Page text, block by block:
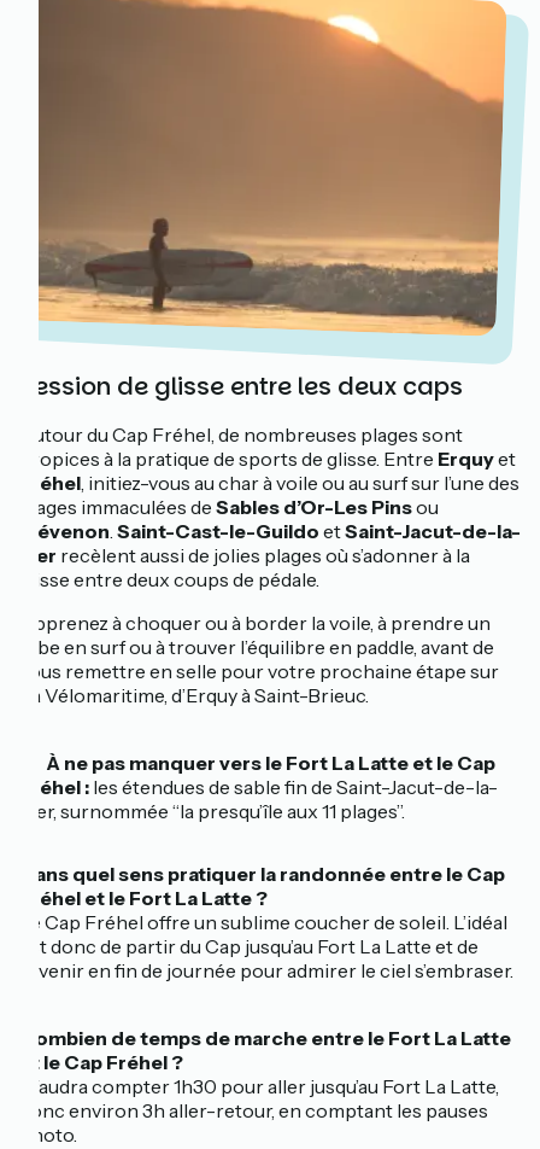
Session de glisse entre les deux caps
Autour du Cap Fréhel, de nombreuses plages sont
propices à la pratique de sports de glisse. Entre Erquyet
Fréhel, initiez-vous au char à voile ou au surf sur l’une des
plages immaculées de Sables d’Or-Les Pinsou
Plévenon. Saint-Cast-le-Guildo etSaint-Jacut-de-la-
Mer recèlent aussi de jolies plages où s’adonner à la
glisse entre deux coups de pédale.
Apprenez à choquer ou à border la voile, à prendre un
tube en surf ou à trouver l’équilibre en paddle, avant de
vous remettre en selle pour votre prochaine étape sur
La Vélomaritime, d’Erquy à Saint-Brieuc.
🔎 À ne pas manquer vers le Fort La Latte et le Cap
Fréhel : les étendues de sable fin de Saint-Jacut-de-la-
Mer, surnommée “la presqu’île aux 11 plages”.
Dans quel sens pratiquer la randonnée entre le Cap
Fréhel et le Fort La Latte ?
Le Cap Fréhel offre un sublime coucher de soleil. L’idéal
est donc de partir du Cap jusqu’au Fort La Latte et de
revenir en fin de journée pour admirer le ciel s’embraser.
Combien de temps de marche entre le Fort La Latte
et le Cap Fréhel ?
Il faudra compter 1h30 pour aller jusqu’au Fort La Latte,
donc environ 3h aller-retour, en comptant les pauses
photo.